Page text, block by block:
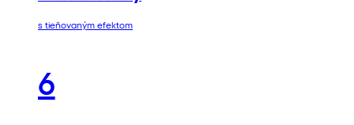
s tieňovaným efektom
6